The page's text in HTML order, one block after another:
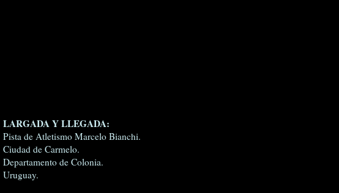
LARGADA Y LLEGADA:
Pista de Atletismo Marcelo Bianchi.
Ciudad de Carmelo.
Departamento de Colonia.
Uruguay.